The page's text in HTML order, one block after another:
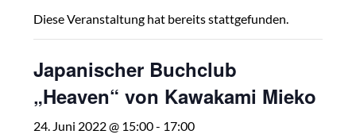
Diese Veranstaltung hat bereits stattgefunden.
Japanischer Buchclub
„Heaven“ von Kawakami Mieko
24. Juni 2022 @ 15:00- 17:00